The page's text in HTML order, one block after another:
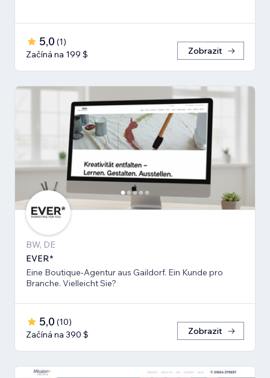
5,0 (1)
Začíná na 199 $
Zobrazit
BW, DE
EVER*
Eine Boutique-Agentur aus Gaildorf. Ein Kunde pro
Branche. Vielleicht Sie?
5,0 (10)
Začíná na 390 $
Zobrazit